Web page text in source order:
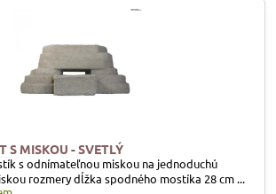
S MISKOU - SVETLÝ
s odnímateľnou miskou na jednoduchú
rozmery dĺžka spodného mostíka 28 cm ...